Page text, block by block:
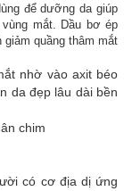
để dưỡng da giúp
mắt. Dầu bơ ép
giảm quầng thâm mắt
nhờ vào axit béo
da đẹp lâu dài bền
chim
có cơ địa dị ứng